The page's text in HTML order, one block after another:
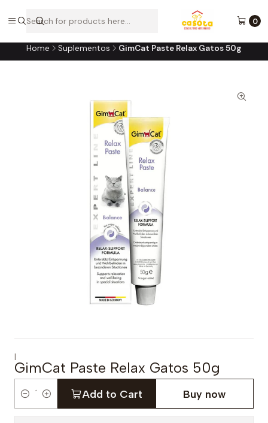
0
A loja online do consultório do seu melhor amigo!
Home Suplementos GimCat Paste Relax Gatos 50g
|
GimCat Paste Relax Gatos 50g
Add to Cart Buy now